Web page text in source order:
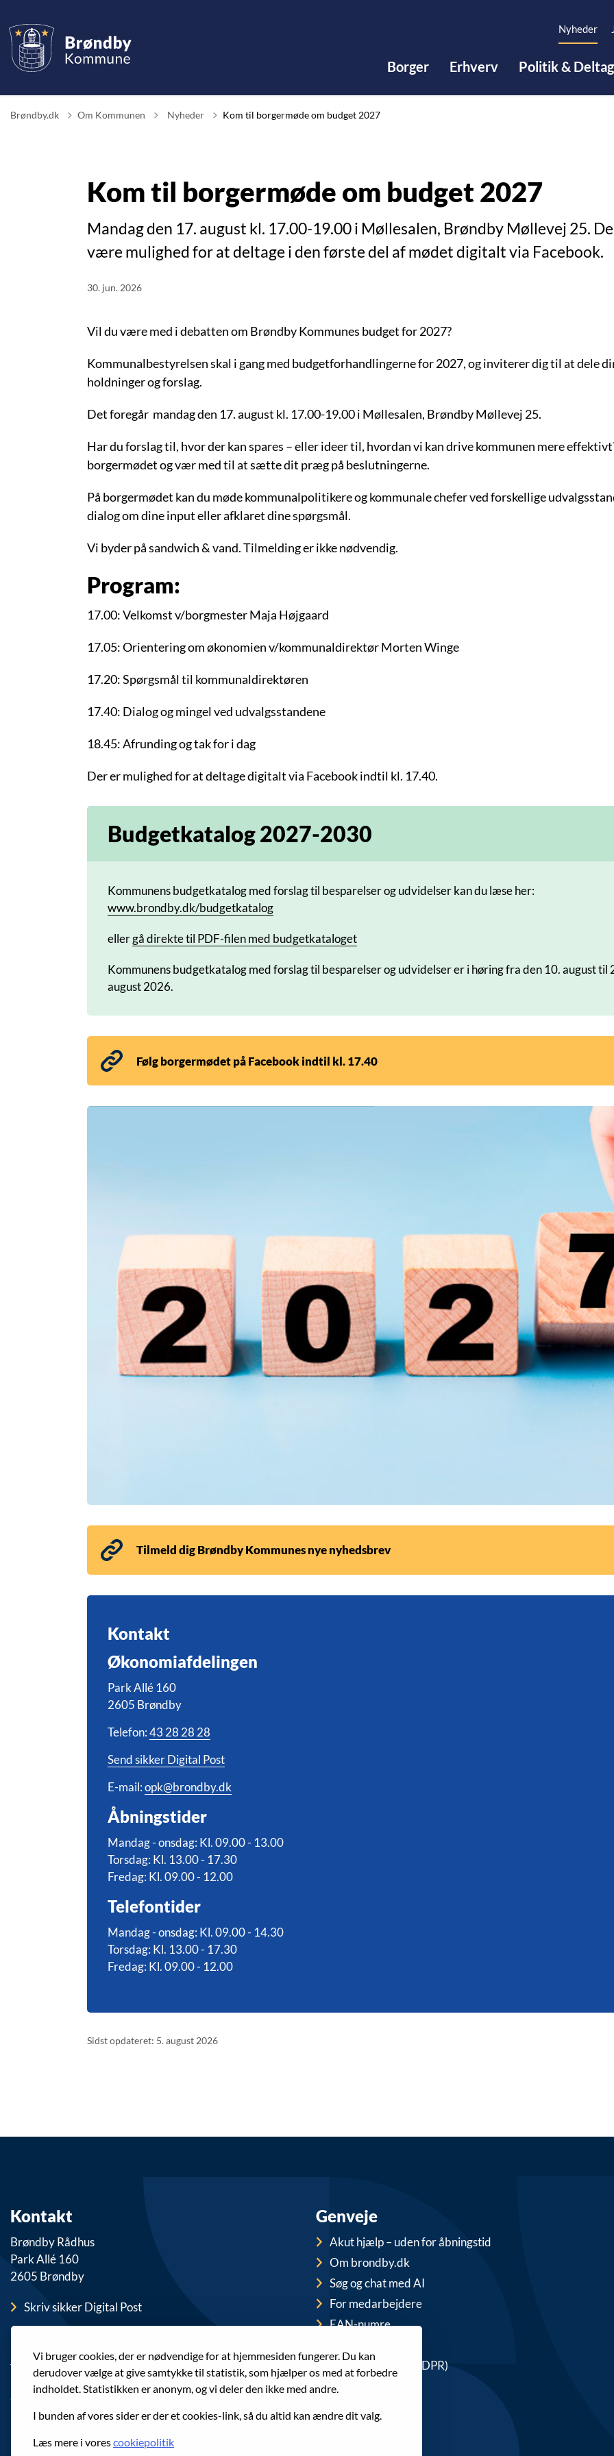
Vi bruger cookies, der er nødvendige for at hjemmesiden fungerer. Du kan
derudover vælge at give samtykke til statistik, som hjælper os med at forbedre
indholdet. Statistikken er anonym, og vi deler den ikke med andre.
I bunden af vores sider er der et cookies-link, så du altid kan ændre dit valg.
Læs mere i vorescookiepolitik
Nyheder
Borger Erhverv Politik &
Brøndby.dk Om Kommunen Tilbage til
Nyheder Kom til borgermøde om budget 2027
Kom til borgermøde om budget 2027
Mandag den 17. august kl. 17.00-19.00 i Møllesalen, Brøndby Møllevej 25.
være mulighed for at deltage i den første del af mødet digitalt via Facebook.
30. jun. 2026
Vil du være med i debatten om Brøndby Kommunes budget for 2027?
Kommunalbestyrelsen skal i gang med budgetforhandlingerne for 2027, og inviterer dig til at dele
holdninger og forslag.
Det foregår mandag den 17. august kl. 17.00-19.00 i Møllesalen, Brøndby Møllevej 25.
Har du forslag til, hvor der kan spares – eller ideer til, hvordan vi kan drive kommunen mere
borgermødet og vær med til at sætte dit præg på beslutningerne.
På borgermødet kan du møde kommunalpolitikere og kommunale chefer ved forskellige
dialog om dine input eller afklaret dine spørgsmål.
Vi byder på sandwich & vand. Tilmelding er ikke nødvendig.
Program:
17.00: Velkomst v/borgmester Maja Højgaard
17.05: Orientering om økonomien v/kommunaldirektør Morten Winge
17.20: Spørgsmål til kommunaldirektøren
17.40: Dialog og mingel ved udvalgsstandene
18.45: Afrunding og tak for i dag
Der er mulighed for at deltage digitalt via Facebook indtil kl. 17.40.
Budgetkatalog 2027-2030
Kommunens budgetkatalog med forslag til besparelser og udvidelser kan du læse her:
www.brondby.dk/budgetkatalog
ellergå direkte til PDF-filen med budgetkataloget
Kommunens budgetkatalog med forslag til besparelser og udvidelser er i høring fra den 10. august til
august 2026.
Følg borgermødet på Facebook indtil kl. 17.40
Tilmeld dig Brøndby Kommunes nye nyhedsbrev
Kontakt
Økonomiafdelingen
Park Allé 160
2605 Brøndby
Telefon:43 28 28 28
Send sikker Digital Post
E-mail:opk@brondby.dk
Åbningstider
Mandag - onsdag: Kl. 09.00 - 13.00
Torsdag: Kl. 13.00 - 17.30
Fredag: Kl. 09.00 - 12.00
Telefontider
Mandag - onsdag: Kl. 09.00 - 14.30
Torsdag: Kl. 13.00 - 17.30
Fredag: Kl. 09.00 - 12.00
Sidst opdateret: 5. august 2026
Kontakt
Brøndby Rådhus
Park Allé 160
2605 Brøndby
Skriv sikker Digital Post
Telefon: 43 28 28 28
CVR 65113015
Tilgængelighedserklæring
Genveje
Akut hjælp – uden for åbningstid
Om brondby.dk
Søg og chat med AI
For medarbejdere
EAN-numre
Privatlivspolitik (GDPR)